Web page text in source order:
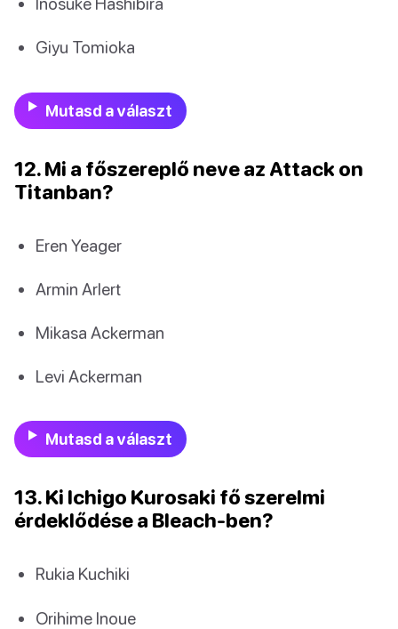
Giyu Tomioka
Mutasd a választ
12. Mi a főszereplő neve az Attack on
Titanban?
Eren Yeager
Armin Arlert
Mikasa Ackerman
Levi Ackerman
Mutasd a választ
13. Ki Ichigo Kurosaki fő szerelmi
érdeklődése a Bleach-ben?
Rukia Kuchiki
Orihime Inoue